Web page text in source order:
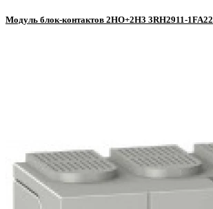
Модуль блок-контактов 2HO+2H3 3RH2911-1FA22